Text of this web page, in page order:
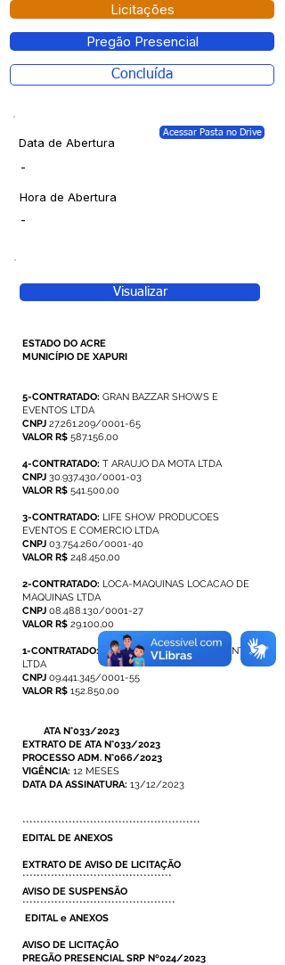
Licitações
Pregão Presencial
Concluída
Data de Abertura
Acessar Pasta no Drive
-
Hora de Abertura
-
Visualizar
ESTADO DO ACRE
MUNICÍPIO DE XAPURI
5-CONTRATADO: GRAN BAZZAR SHOWS E
EVENTOS LTDA
CNPJ 27.261.209/0001-65
VALOR R$ 587.156,00
4-CONTRATADO: T ARAUJO DA MOTA LTDA
CNPJ 30.937.430/0001-03
VALOR R$ 541.500,00
3-CONTRATADO: LIFE SHOW PRODUCOES
EVENTOS E COMERCIO LTDA
CNPJ 03.754.260/0001-40
VALOR R$ 248.450,00
2-CONTRATADO: LOCA-MAQUINAS LOCACAO DE
MAQUINAS LTDA
CNPJ 08.488.130/0001-27
VALOR R$ 29.100,00
1-CONTRATADO:
KAMPO PROMOCOES E EVENTOS
LTDA
CNPJ 09.441.345/0001-55
VALOR R$ 152.850,00
ATA N°033/2023
EXTRATO DE ATA N°033/2023
PROCESSO ADM. N°066/2023
VIGÊNCIA: 12 MESES
DATA DA ASSINATURA: 13/12/2023
**************************************************
EDITAL DE ANEXOS
EXTRATO DE AVISO DE LICITAÇÃO
******************************************
AVISO DE SUSPENSÃO
*******************************************
EDITAL e ANEXOS
AVISO DE LICITAÇÃO
PREGÃO PRESENCIAL SRP Nº024/2023